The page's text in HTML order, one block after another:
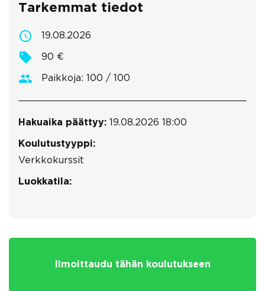
Tarkemmat tiedot
19.08.2026
90 €
Paikkoja: 100 / 100
Hakuaika päättyy: 19.08.2026 18:00
Koulutustyyppi:
Verkkokurssit
Luokkatila:
Ilmoittaudu tähän koulutukseen